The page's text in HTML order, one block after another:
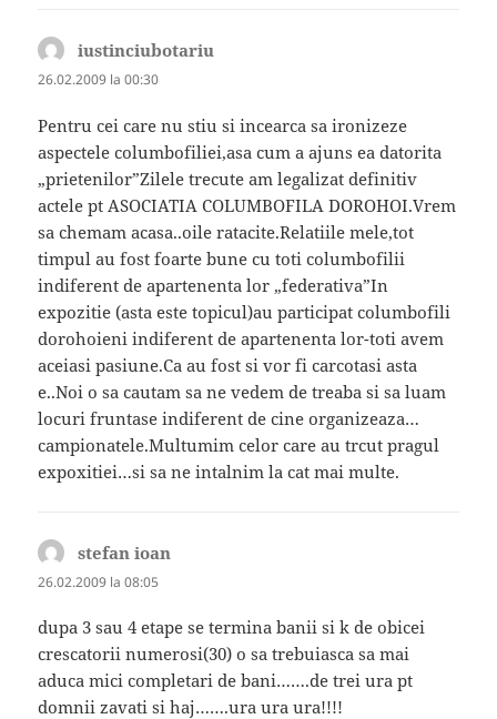
iustinciubotariu
26.02.2009 la 00:30
Pentru cei care nu stiu si incearca sa ironizeze
aspectele columbofiliei,asa cum a ajuns ea datorita
„prietenilor”Zilele trecute am legalizat definitiv
actele pt ASOCIATIA COLUMBOFILA DOROHOI.Vrem
sa chemam acasa..oile ratacite.Relatiile mele,tot
timpul au fost foarte bune cu toti columbofilii
indiferent de apartenenta lor „federativa”In
expozitie (asta este topicul)au participat columbofili
dorohoieni indiferent de apartenenta lor-toti avem
aceiasi pasiune.Ca au fost si vor fi carcotasi asta
e..Noi o sa cautam sa ne vedem de treaba si sa luam
locuri fruntase indiferent de cine organizeaza…
campionatele.Multumim celor care au trcut pragul
expoxitiei…si sa ne intalnim la cat mai multe.
stefan ioan
26.02.2009 la 08:05
dupa 3 sau 4 etape se termina banii si k de obicei
crescatorii numerosi(30) o sa trebuiasca sa mai
aduca mici completari de bani…….de trei ura pt
domnii zavati si haj…….ura ura ura!!!!